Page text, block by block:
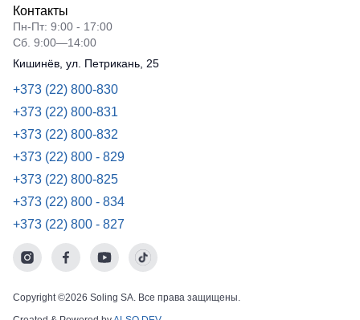
Контакты
Пн-Пт: 9:00 - 17:00
Сб. 9:00—14:00
Кишинёв, ул. Петрикань, 25
+373 (22) 800-830
+373 (22) 800-831
+373 (22) 800-832
+373 (22) 800 - 829
+373 (22) 800-825
+373 (22) 800 - 834
+373 (22) 800 - 827
Copyright ©2026 Soling SA. Все права защищены.